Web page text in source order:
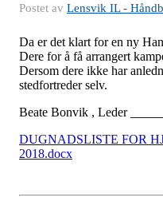
Postet av Lensvik IL -
Da er det klart for en ny
Dere for å få arrangert
Dersom dere ikke har
stedfortreder selv.
Beate Bonvik , Leder
DUGNADSLISTE FOR
2018.docx